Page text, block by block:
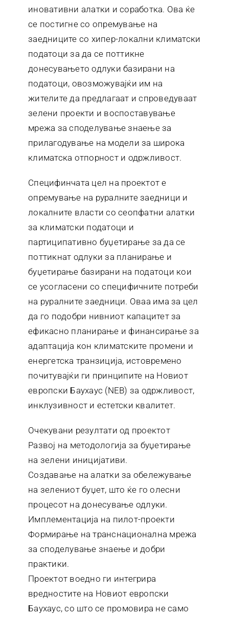
иновативни алатки и соработка. Ова ќе
се постигне со опремување на
заедниците со хипер-локални климатски
податоци за да се поттикне
донесувањето одлуки базирани на
податоци, овозможувајќи им на
жителите да предлагаат и спроведуваат
зелени проекти и воспоставување
мрежа за споделување знаење за
прилагодување на модели за широка
климатска отпорност и одржливост.
Специфинчата цел на проектот е
опремување на руралните заедници и
локалните власти со сеопфатни алатки
за климатски податоци и
партиципативно буџетирање за да се
поттикнат одлуки за планирање и
буџетирање базирани на податоци кои
се усогласени со специфичните потреби
на руралните заедници. Оваа има за цел
да го подобри нивниот капацитет за
ефикасно планирање и финансирање за
адаптација кон климатските промени и
енергетска транзиција, истовремено
почитувајќи ги принципите на Новиот
европски Баухаус (NEB) за одржливост,
инклузивност и естетски квалитет.
Очекувани резултати од проектот
Развој на методологија за буџетирање
на зелени иницијативи.
Создавање на алатки за обележување
на зелениот буџет, што ќе го олесни
процесот на донесување одлуки.
Имплементација на пилот-проекти
Формирање на транснационална мрежа
за споделување знаење и добри
практики.
Проектот воедно ги интегрира
вредностите на Новиот европски
Баухаус, со што се промовира не само